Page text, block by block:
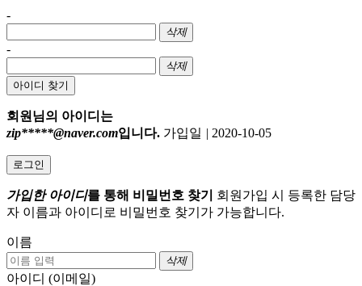
-
삭제
-
삭제
아이디 찾기
회원님의 아이디는
zip*****@naver.com입니다. 가입일 | 2020-10-05
로그인
가입한 아이디를 통해 비밀번호 찾기
회원가입 시 등록한 담당
자 이름과 아이디로 비밀번호 찾기가 가능합니다.
이름
삭제
아이디 (이메일)